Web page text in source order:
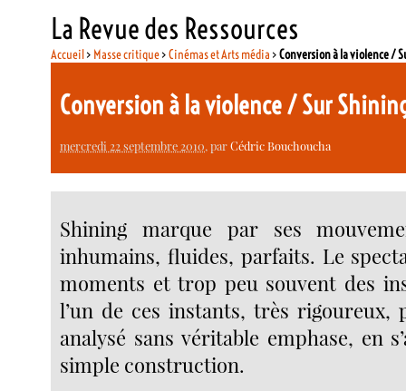
La Revue des Ressources
Accueil> Masse critique>Cinémas et Arts média >Conversion à la violence /
Conversion à la violence / Sur
mercredi 22 septembre 2010, parCédric Bouchoucha
Shining marque par ses
inhumains, fluides, parfaits. Le
moments et trop peu souvent des
l’un de ces instants, très
analysé sans véritable emphase, en
simple construction.